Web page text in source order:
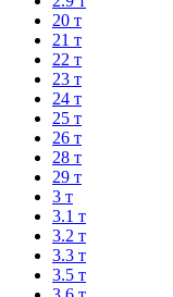
20 т
21 т
22 т
23 т
24 т
25 т
26 т
28 т
29 т
3 т
3.1 т
3.2 т
3.3 т
3.5 т